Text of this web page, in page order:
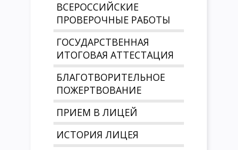
ВСЕРОССИЙСКИЕ
ПРОВЕРОЧНЫЕ РАБОТЫ
ГОСУДАРСТВЕННАЯ
ИТОГОВАЯ АТТЕСТАЦИЯ
БЛАГОТВОРИТЕЛЬНОЕ
ПОЖЕРТВОВАНИЕ
ПРИЕМ В ЛИЦЕЙ
ИСТОРИЯ ЛИЦЕЯ